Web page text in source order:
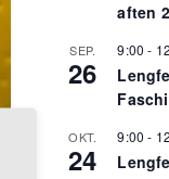
aften
SEP.
26
9:00 -
OKT.
24
9:00 -